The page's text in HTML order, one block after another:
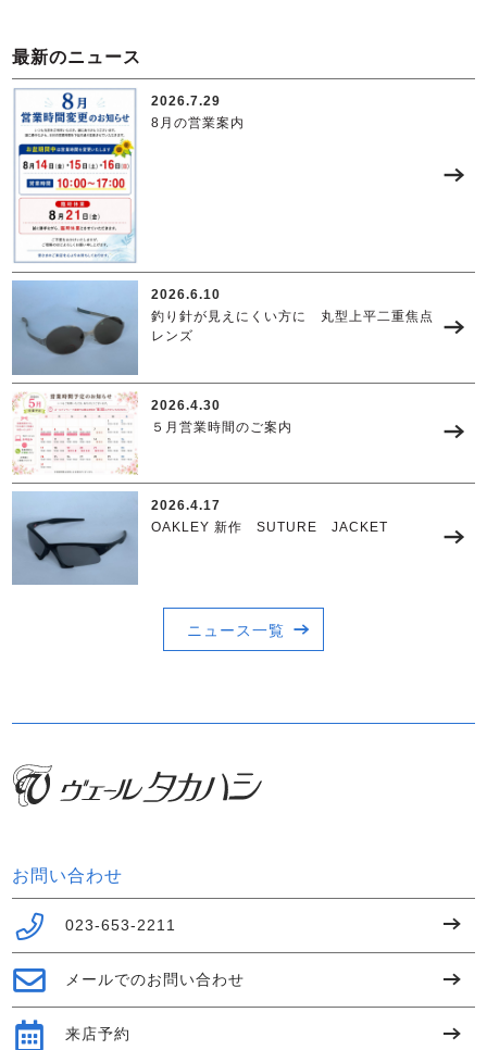
最新のニュース
2026.7.29
8月の営業案内
2026.6.10
釣り針が見えにくい方に 丸型上平二重焦点
レンズ
2026.4.30
５月営業時間のご案内
2026.4.17
OAKLEY 新作 SUTURE JACKET
ニュース一覧
お問い合わせ
023-653-2211
メールでのお問い合わせ
来店予約